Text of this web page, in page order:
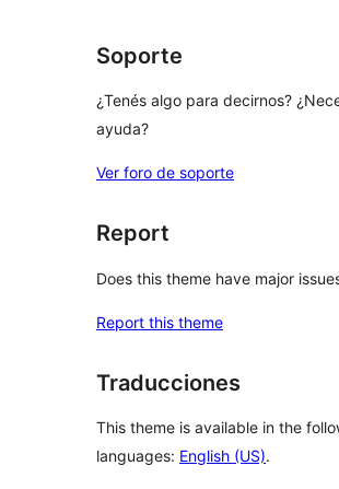
Soporte
¿Tenés algo para decirnos?
ayuda?
Ver foro de soporte
Report
Does this theme have major
Report this theme
Traducciones
This theme is available in the
languages: English (US).